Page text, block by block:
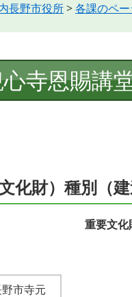
長野市役所>各課のペー
寺恩賜講
化財）種別（建
重要文
市寺元